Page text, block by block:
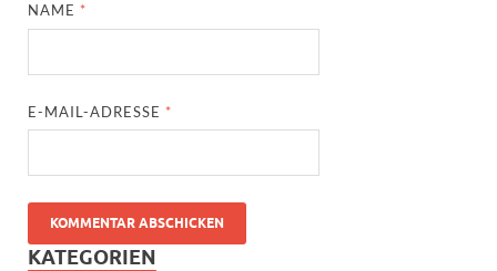
NAME *
E-MAIL-ADRESSE *
KATEGORIEN